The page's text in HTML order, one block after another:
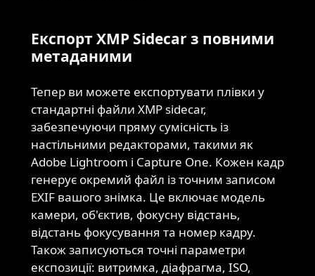
Експорт XMP Sidecar з повними
метаданими
Тепер ви можете експортувати плівки у
стандартні файли XMP sidecar,
забезпечуючи пряму сумісність із
настільними редакторами, такими як
Adobe Lightroom і Capture One. Кожен кадр
генерує окремий файл із точним записом
EXIF вашого знімка. Це включає модель
камери, об'єктив, фокусну відстань,
відстань фокусування та номер кадру.
Також записуються точні параметри
експозиції: витримка, діафрагма, ISO,